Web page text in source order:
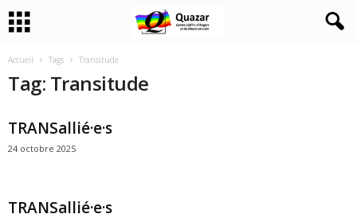
Accueil Tags Transitude
Tag: Transitude
TRANSallié·e·s
24 octobre 2025
TRANSallié·e·s